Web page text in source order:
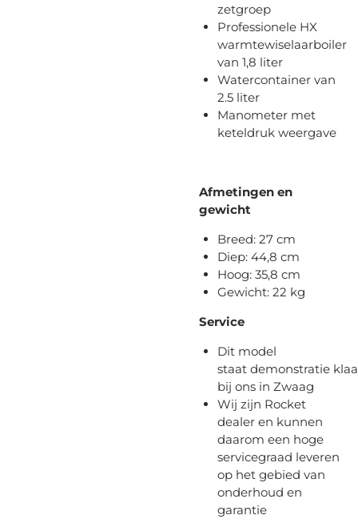
zetgroep
Professionele HX
warmtewiselaarboiler
van 1,8 liter
Watercontainer van
2.5 liter
Manometer met
keteldruk weergave
Afmetingen en
gewicht
Breed: 27 cm
Diep: 44,8 cm
Hoog: 35,8 cm
Gewicht: 22 kg
Service
Dit model
staat demonstratie
bij ons in Zwaag
Wij zijn Rocket
dealer en kunnen
daarom een hoge
servicegraad leveren
op het gebied van
onderhoud en
garantie